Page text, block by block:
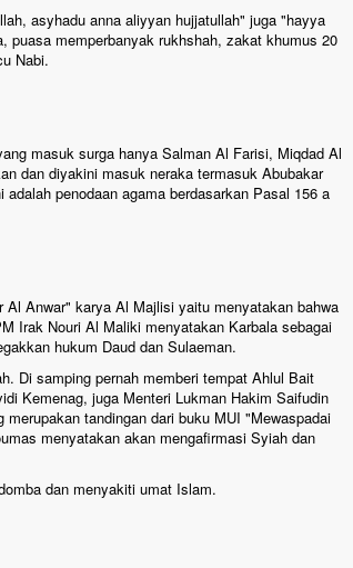
asyhadu anna aliyyan hujjatullah" juga "hayya
puasa memperbanyak rukhshah, zakat khumus 20
Nabi.
masuk surga hanya Salman Al Farisi, Miqdad Al
dan diyakini masuk neraka termasuk Abubakar
penodaan agama berdasarkan Pasal 156 a
Anwar" karya Al Majlisi yaitu menyatakan bahwa
Irak Nouri Al Maliki menyatakan Karbala sebagai
hukum Daud dan Sulaeman.
Di samping pernah memberi tempat Ahlul Bait
Kemenag, juga Menteri Lukman Hakim Saifudin
tandingan dari buku MUI "Mewaspadai
menyatakan akan mengafirmasi Syiah dan
dan menyakiti umat Islam.